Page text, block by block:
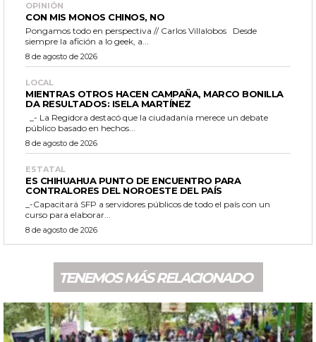
OPINIÓN
CON MIS MONOS CHINOS, NO
Pongamos todo en perspectiva // Carlos Villalobos Desde
siempre la afición a lo geek, a...
8 de agosto de 2026
LOCAL
MIENTRAS OTROS HACEN CAMPAÑA, MARCO BONILLA
DA RESULTADOS: ISELA MARTÍNEZ
público basado en hechos...
8 de agosto de 2026
ESTATAL
ES CHIHUAHUA PUNTO DE ENCUENTRO PARA
CONTRALORES DEL NOROESTE DEL PAÍS
_-Capacitará SFP a servidores públicos de todo el país con un
curso para elaborar...
8 de agosto de 2026
TENEMOS MÁS RELACIONADO